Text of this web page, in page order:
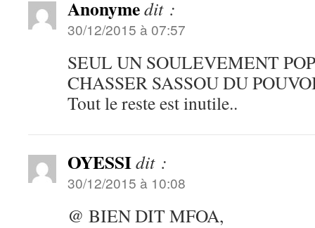
Anonymedit :
30/12/2015 à 07:57
SEUL UN SOULEVEMENT
CHASSER SASSOU DU
Tout le reste est inutile..
OYESSIdit :
30/12/2015 à 10:08
@ BIEN DIT MFOA,